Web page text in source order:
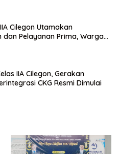
Cilegon Utamakan
dan Pelayanan Prima, Warga
IIA Cilegon, Gerakan
CKG Resmi Dimulai